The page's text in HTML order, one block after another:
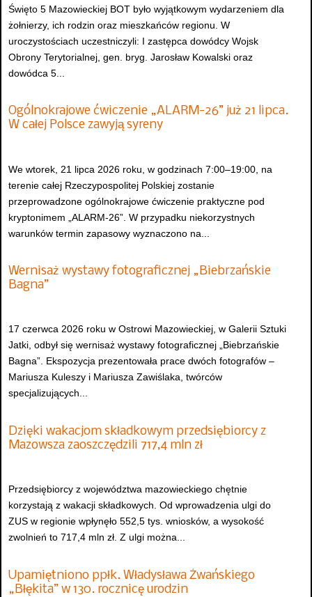
Święto 5 Mazowieckiej BOT było wyjątkowym wydarzeniem dla
żołnierzy, ich rodzin oraz mieszkańców regionu. W
uroczystościach uczestniczyli: I zastępca dowódcy Wojsk
Obrony Terytorialnej, gen. bryg. Jarosław Kowalski oraz
dowódca 5...
Ogólnokrajowe ćwiczenie „ALARM-26” już 21 lipca.
W całej Polsce zawyją syreny
We wtorek, 21 lipca 2026 roku, w godzinach 7:00–19:00, na
terenie całej Rzeczypospolitej Polskiej zostanie
przeprowadzone ogólnokrajowe ćwiczenie praktyczne pod
kryptonimem „ALARM-26”. W przypadku niekorzystnych
warunków termin zapasowy wyznaczono na...
Wernisaż wystawy fotograficznej „Biebrzańskie
Bagna”
17 czerwca 2026 roku w Ostrowi Mazowieckiej, w Galerii Sztuki
Jatki, odbył się wernisaż wystawy fotograficznej „Biebrzańskie
Bagna”. Ekspozycja prezentowała prace dwóch fotografów –
Mariusza Kuleszy i Mariusza Zawiślaka, twórców
specjalizujących...
Dzięki wakacjom składkowym przedsiębiorcy z
Mazowsza zaoszczędzili 717,4 mln zł
Przedsiębiorcy z województwa mazowieckiego chętnie
korzystają z wakacji składkowych. Od wprowadzenia ulgi do
ZUS w regionie wpłynęło 552,5 tys. wniosków, a wysokość
zwolnień to 717,4 mln zł. Z ulgi można...
Upamiętniono ppłk. Władysława Żwańskiego
„Błękita” w 130. rocznicę urodzin